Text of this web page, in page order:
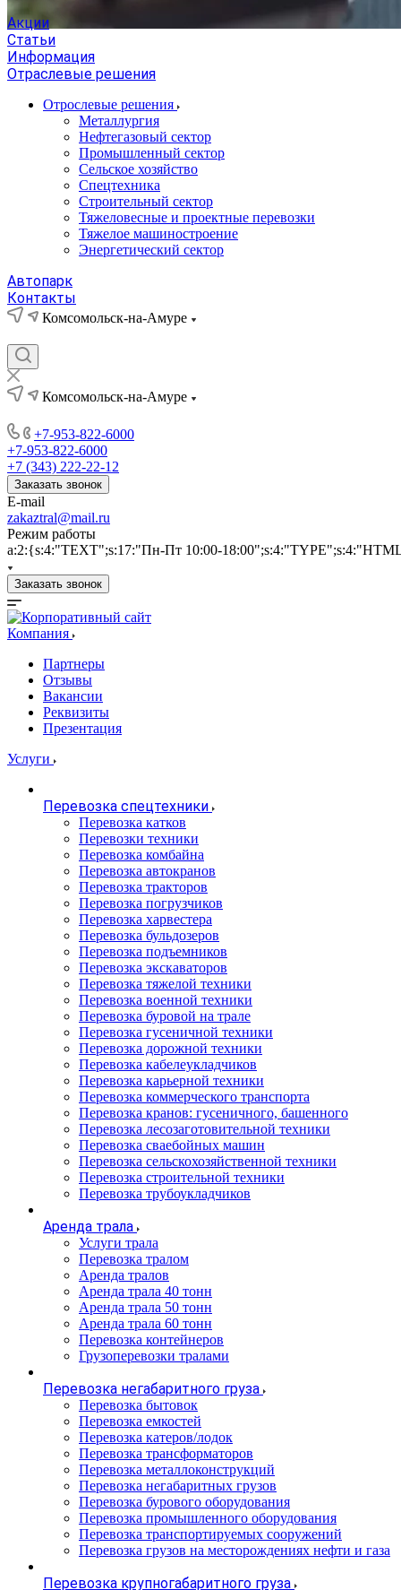
Акции
Статьи
Информация
Отраслевые решения
Отрослевые решения
Металлургия
Нефтегазовый сектор
Промышленный сектор
Сельское хозяйство
Спецтехника
Строительный сектор
Тяжеловесные и проектные перевозки
Тяжелое машиностроение
Энергетический сектор
Автопарк
Контакты
Комсомольск-на-Амуре
Комсомольск-на-Амуре
+7-953-822-6000
+7-953-822-6000
+7 (343) 222-22-12
Заказать звонок
E-mail
zakaztral@mail.ru
Режим работы
a:2:{s:4:"TEXT";s:17:"Пн-Пт 10:00-
Заказать звонок
Компания
Партнеры
Отзывы
Вакансии
Реквизиты
Презентация
Услуги
Перевозка спецтехники
Перевозка катков
Перевозки техники
Перевозка комбайна
Перевозка автокранов
Перевозка тракторов
Перевозка погрузчиков
Перевозка харвестера
Перевозка бульдозеров
Перевозка подъемников
Перевозка экскаваторов
Перевозка тяжелой техники
Перевозка военной техники
Перевозка буровой на трале
Перевозка гусеничной техники
Перевозка дорожной техники
Перевозка кабелеукладчиков
Перевозка карьерной техники
Перевозка коммерческого транспорта
Перевозка кранов: гусеничного, башенного
Перевозка лесозаготовительной техники
Перевозка сваебойных машин
Перевозка сельскохозяйственной техники
Перевозка строительной техники
Перевозка трубоукладчиков
Аренда трала
Услуги трала
Перевозка тралом
Аренда тралов
Аренда трала 40 тонн
Аренда трала 50 тонн
Аренда трала 60 тонн
Перевозка контейнеров
Грузоперевозки тралами
Перевозка негабаритного груза
Перевозка бытовок
Перевозка емкостей
Перевозка катеров/лодок
Перевозка трансформаторов
Перевозка металлоконструкций
Перевозка негабаритных грузов
Перевозка бурового оборудования
Перевозка промышленного оборудования
Перевозка транспортируемых сооружений
Перевозка грузов на месторождениях нефти и газа
Перевозка крупногабаритного груза